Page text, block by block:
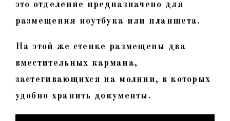
это отделение предназначено для
размещения ноутбука или планшета.
На этой же стенке размещены два
вместительных кармана,
застегивающихся на молнии, в которых
удобно хранить документы.